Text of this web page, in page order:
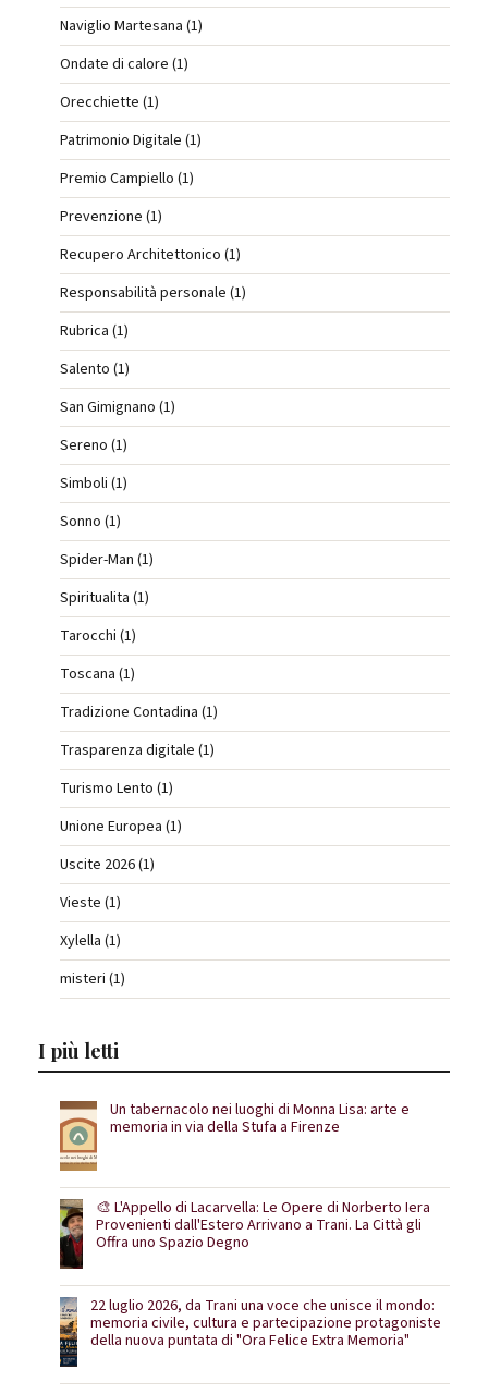
Naviglio Martesana (1)
Ondate di calore (1)
Orecchiette (1)
Patrimonio Digitale (1)
Premio Campiello (1)
Prevenzione (1)
Recupero Architettonico (1)
Responsabilità personale (1)
Rubrica (1)
Salento (1)
San Gimignano (1)
Sereno (1)
Simboli (1)
Sonno (1)
Spider-Man (1)
Spiritualita (1)
Tarocchi (1)
Toscana (1)
Tradizione Contadina (1)
Trasparenza digitale (1)
Turismo Lento (1)
Unione Europea (1)
Uscite 2026 (1)
Vieste (1)
Xylella (1)
misteri (1)
I più letti
Un tabernacolo nei luoghi di Monna Lisa: arte e
memoria in via della Stufa a Firenze
🎨 L'Appello di Lacarvella: Le Opere di Norberto Iera
Provenienti dall'Estero Arrivano a Trani. La Città gli
Offra uno Spazio Degno
22 luglio 2026, da Trani una voce che unisce il mondo:
memoria civile, cultura e partecipazione protagoniste
della nuova puntata di "Ora Felice Extra Memoria"